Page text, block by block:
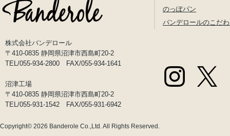
株式会社バンデロール
〒410-0835 静岡県沼津市西島町20-2
TEL/055-934-2800 FAX/055-934-1641
沼津工場
〒410-0835 静岡県沼津市西島町20-2
TEL/055-931-1542 FAX/055-931-6942
のっぽパン
バンデロールのこだ
Copyright© 2026 Banderole Co.,Ltd.All Rights Reserved.